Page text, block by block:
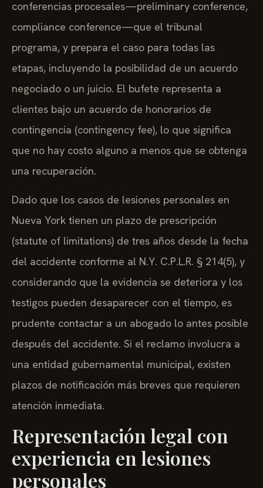
conferencias procesales—preliminary conference,
compliance conference—que el tribunal
programa, y prepara el caso para todas las
etapas, incluyendo la posibilidad de un acuerdo
negociado o un juicio. El bufete representa a
clientes bajo un acuerdo de honorarios de
contingencia (contingency fee), lo que significa
que no hay costo alguno a menos que se obtenga
una recuperación.
Dado que los casos de lesiones personales en
Nueva York tienen un plazo de prescripción
(statute of limitations) de tres años desde la fecha
del accidente conforme al N.Y. C.P.L.R. § 214(5), y
considerando que la evidencia se deteriora y los
testigos pueden desaparecer con el tiempo, es
prudente contactar a un abogado lo antes posible
después del accidente. Si el reclamo involucra a
una entidad gubernamental municipal, existen
plazos de notificación más breves que requieren
atención inmediata.
Representación legal con
experiencia en lesiones
personales